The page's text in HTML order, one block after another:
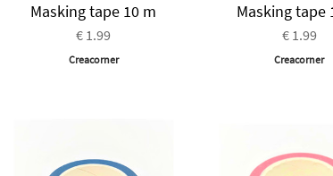
Masking tape 10 m
€ 1.99
Creacorner
Masking tape
€ 1.99
Creacorner